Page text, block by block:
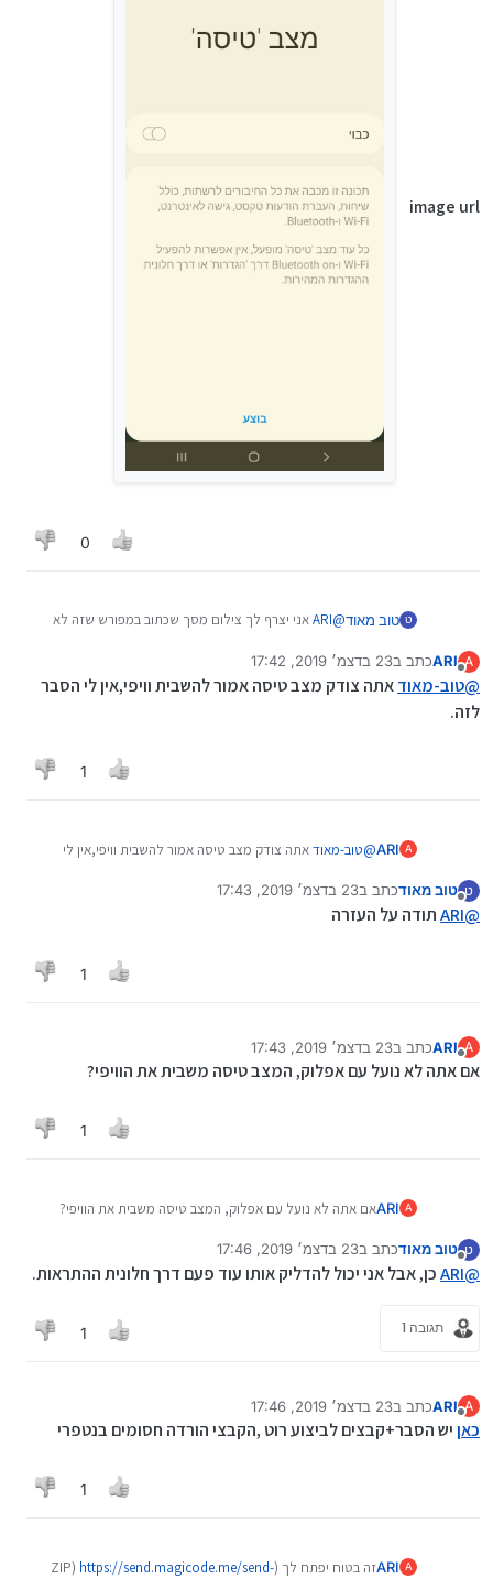
image url
0
ט טוב מאוד@
ARIאני יצרף לך צילום מסך שכתוב במפורש שזה לא
image url
A
ARIכתב ב23 בדצמ׳ 2019, 17:42
נערך לאחרונה על ידי
@טוב-מאודאתה צודק מצב טיסה אמור להשבית וויפי,אין לי הסבר
לזה.
1
A
ARI
@טוב-מאודאתה צודק מצב טיסה אמור להשבית וויפי,אין לי
ט
מנותק
טוב מאודכתב ב23 בדצמ׳ 2019, 17:43
נערך לאחרונה על ידי
@
ARIתודה על העזרה
1
A
ARIכתב ב23 בדצמ׳ 2019, 17:43
נערך לאחרונה על ידי
אם אתה לא נועל עם אפלוק, המצב טיסה משבית את הוויפי?
1
A
ARIאם אתה לא נועל עם אפלוק, המצב טיסה משבית את הוויפי?
ט
מנותק
טוב מאודכתב ב23 בדצמ׳ 2019, 17:46
נערך לאחרונה על ידי
@
ARIכן, אבל אני יכול להדליק אותו עוד פעם דרך חלונית ההתראות.
תגובה 1 1
A
מנותק
ARIכתב ב23 בדצמ׳ 2019, 17:46
נערך לאחרונה על ידי ARI
כאןיש הסבר+קבצים לביצוע רוט ,הקבצי הורדה חסומים בנטפרי
1
A
ARIזה בטוח יפתח לך (ZIP) https://send.magicode.me/send-